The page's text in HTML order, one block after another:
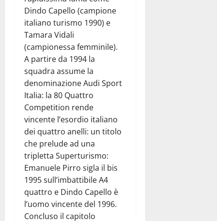
Dindo Capello (campione
italiano turismo 1990) e
Tamara Vidali
(campionessa femminile).
A partire da 1994 la
squadra assume la
denominazione Audi Sport
Italia: la 80 Quattro
Competition rende
vincente l’esordio italiano
dei quattro anelli: un titolo
che prelude ad una
tripletta Superturismo:
Emanuele Pirro sigla il bis
1995 sull’imbattibile A4
quattro e Dindo Capello è
l’uomo vincente del 1996.
Concluso il capitolo